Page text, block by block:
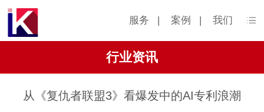
服务 | 案例 | 我们
行业资讯
从《复仇者联盟3》看爆发中的AI专利浪潮